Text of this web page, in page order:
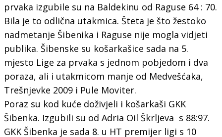
prvaka izgubile su na Baldekinu od Raguse 64 : 70.
Bila je to odlična utakmica. Šteta je što žestoko
nadmetanje Šibenika i Raguse nije mogla vidjeti
publika. Šibenske su košarkašice sada na 5.
mjesto Lige za prvaka s jednom pobjedom i dva
poraza, ali i utakmicom manje od Medvešćaka,
Trešnjevke 2009 i Pule Moviter.
Poraz su kod kuće doživjeli i košarkaši GKK
Šibenka. Izgubili su od Adria Oil Škrljeva s 88:97.
GKK Šibenka je sada 8. u HT premijer ligi s 10